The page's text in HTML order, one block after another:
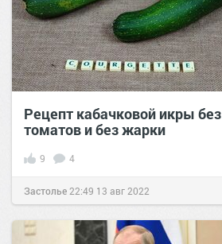
Рецепт кабачковой икры без
томатов и без жарки
9 4
Застолье 22:49 13 авг 2022